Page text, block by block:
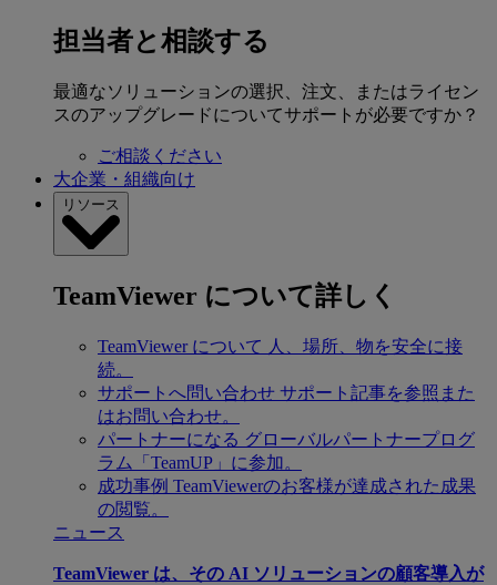
担当者と相談する
最適なソリューションの選択、注文、またはライセン
スのアップグレードについてサポートが必要ですか？
ご相談ください
大企業・組織向け
リソース
TeamViewer について詳しく
TeamViewer について 人、場所、物を安全に接
続。
サポートへ問い合わせ サポート記事を参照また
はお問い合わせ。
パートナーになる グローバルパートナープログ
ラム「TeamUP」に参加。
成功事例 TeamViewerのお客様が達成された成果
の閲覧。
ニュース
TeamViewer は、その AI ソリューションの顧客導入が